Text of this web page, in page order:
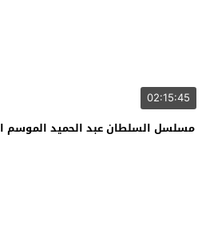
02:15:45
مسلسل السلطان عبد الحميد الموسم